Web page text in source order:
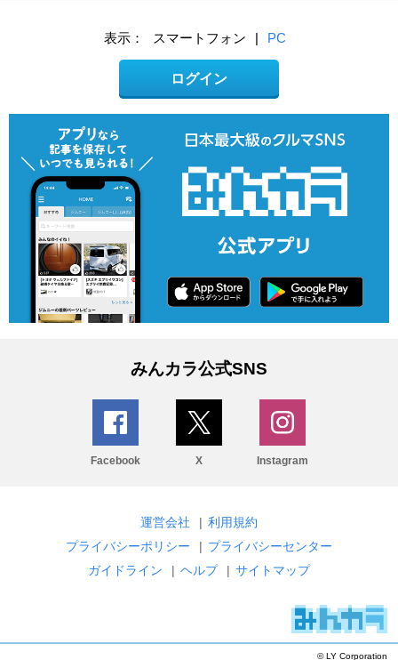
表示： スマートフォン | PC
ログイン
みんカラ公式SNS
Facebook X Instagram
運営会社 | 利用規約
プライバシーポリシー
| プライバシーセンター
ガイドライン
| ヘルプ | サイトマップ
© LY Corporation